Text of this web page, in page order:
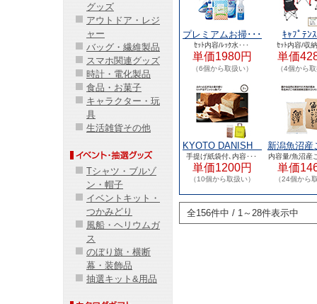
プレミアムお掃･･･
ｾｯﾄ内容/ﾚｯｸ水･･･
単価1980円
（6個から取扱い）
ｷｬﾌﾟﾃﾝ
ｾｯﾄ内容/収
単価
（4個から
KYOTO DANISH
オリ･･･
手提げ紙袋付､内容･･･
単価1200円
（10個から取扱い）
新潟魚沼産
内容量/魚沼産
単価
（24個から
全156件中 / 1～28件表示中
グッズ
アウトドア・レジ
ャー
バッグ・繊維製品
スマホ関連グッズ
時計・電化製品
食品・お菓子
キャラクター・玩
具
生活雑貨その他
Tシャツ・ブルゾ
ン・帽子
イベントキット・
つかみどり
風船・ヘリウムガ
ス
のぼり旗・横断
幕・装飾品
抽選キット&用品